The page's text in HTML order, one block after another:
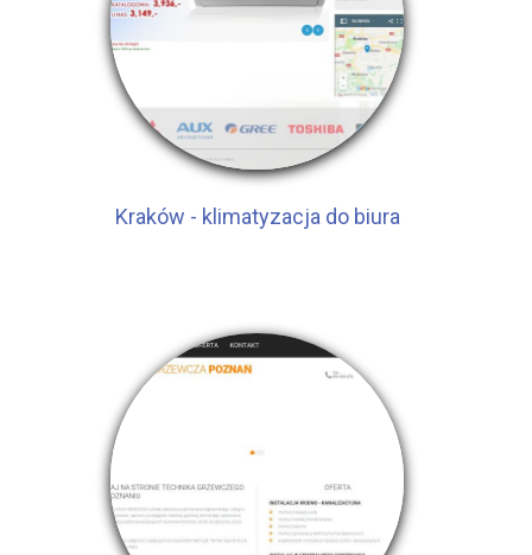
Kraków - klimatyzacja do biura